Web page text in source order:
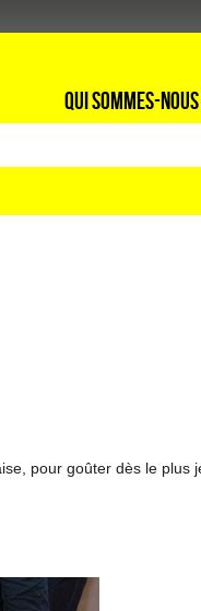
Qui sommes-
pour goûter dès le plus